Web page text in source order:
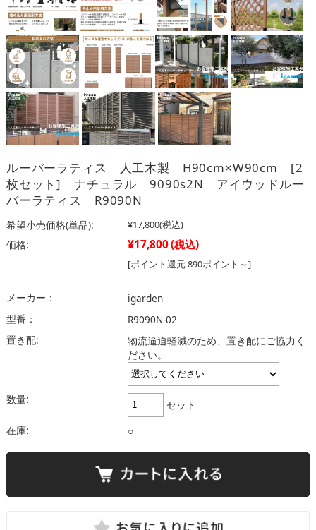
ルーバーラティス 人工木製 H90cm×W90cm [2
枚セット] ナチュラル 9090s2N アイウッドルー
バーラティス R9090N
希望小売価格(単品): ¥17,800(税込)
価格: ¥17,800(税込)
[ポイント還元 890ポイント～]
メーカー：
igarden
型番：
R9090N-02
置き配:
物流逼迫軽減のため、置き配にご協力く
ださい。
数量:
セット
在庫:
○